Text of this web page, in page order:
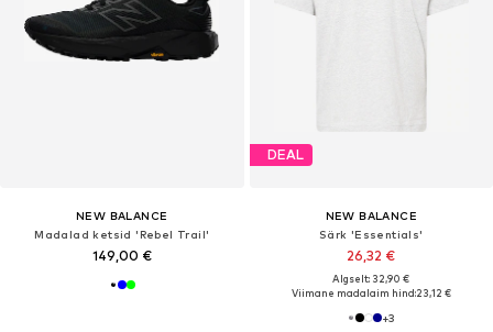
NEW BALANCE
Madalad ketsid 'Rebel Trail'
149,00 €
DEAL
NEW BALANCE
Särk 'Essentials'
26,32 €
Algselt: 32,90 €
Viimane madalaim hind:23,12 €
+3